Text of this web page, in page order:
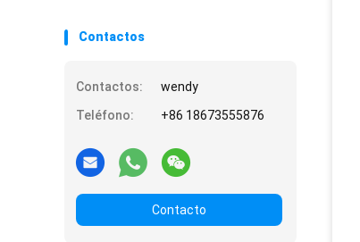
Contactos
Contactos:
wendy
Teléfono:
+86 18673555876
Contacto